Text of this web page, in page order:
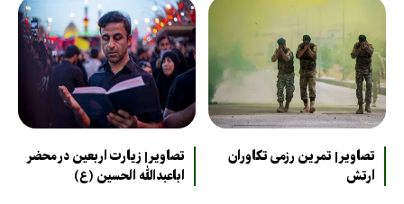
تصاویر| تمرین رزمی تکاوران
ارتش
تصاویر| زیارت اربعین در محضر
اباعبدالله الحسین (ع)